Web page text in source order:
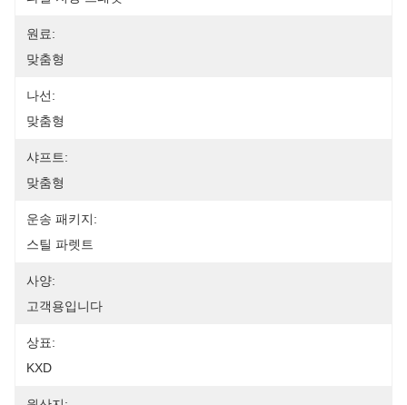
원료:
맞춤형
나선:
맞춤형
샤프트:
맞춤형
운송 패키지:
스틸 파렛트
사양:
고객용입니다
상표:
KXD